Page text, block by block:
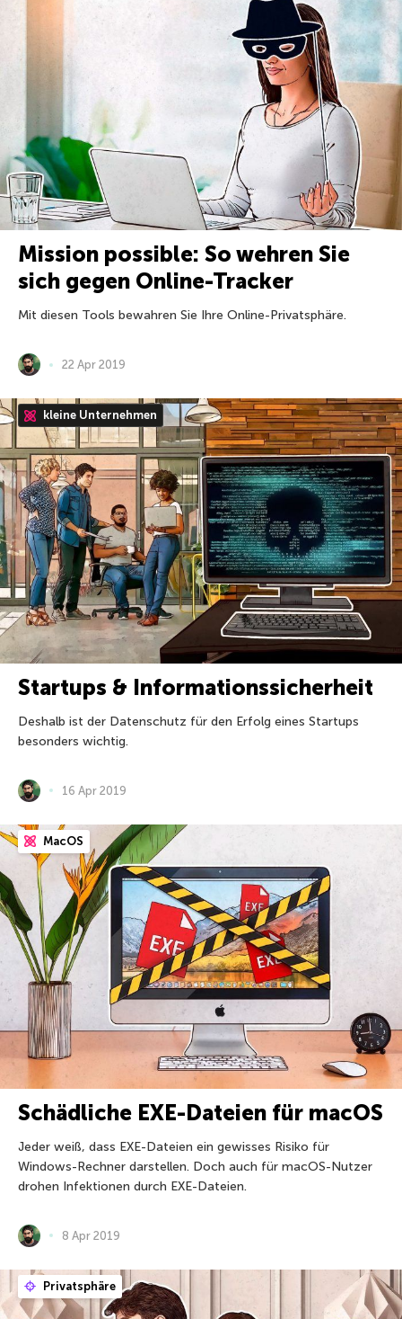
Mission possible: So wehren Sie
sich gegen Online-Tracker
Mit diesen Tools bewahren Sie Ihre Online-Privatsphäre.
22 Apr 2019
kleine Unternehmen
Startups & Informationssicherheit
Deshalb ist der Datenschutz für den Erfolg eines Startups
besonders wichtig.
16 Apr 2019
MacOS
Schädliche EXE-Dateien für macOS
Jeder weiß, dass EXE-Dateien ein gewisses Risiko für
Windows-Rechner darstellen. Doch auch für macOS-Nutzer
drohen Infektionen durch EXE-Dateien.
8 Apr 2019
Privatsphäre